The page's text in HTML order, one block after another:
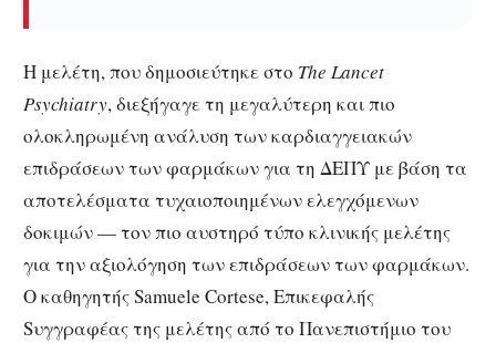
Η μελέτη, που δημοσιεύτηκε στο The Lancet
Psychiatry, διεξήγαγε τη μεγαλύτερη και πιο
ολοκληρωμένη ανάλυση των καρδιαγγειακών
επιδράσεων των φαρμάκων για τη ΔΕΠΥ με βάση τα
αποτελέσματα τυχαιοποιημένων ελεγχόμενων
δοκιμών — τον πιο αυστηρό τύπο κλινικής μελέτης
για την αξιολόγηση των επιδράσεων των φαρμάκων.
Ο καθηγητής Samuele Cortese, Eπικεφαλής
Sυγγραφέας της μελέτης από το Πανεπιστήμιο του